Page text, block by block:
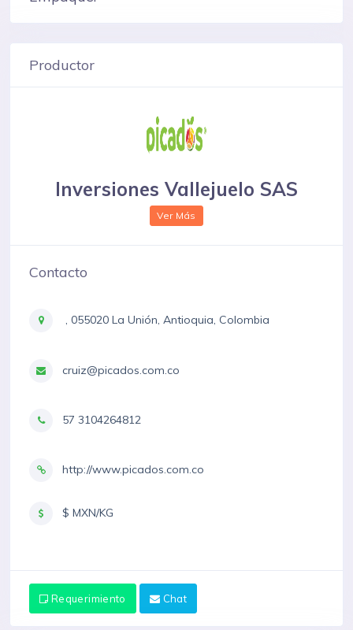
Productor
Inversiones Vallejuelo SAS
Ver Más
Contacto
, 055020 La Unión, Antioquia, Colombia
cruiz@picados.com.co
57 3104264812
http://www.picados.com.co
$ MXN/KG
Requerimiento Chat